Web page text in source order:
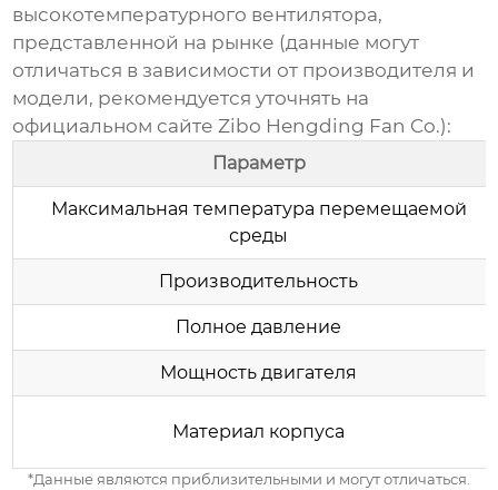
высокотемпературного вентилятора,
представленной на рынке (данные могут
отличаться в зависимости от производителя и
модели, рекомендуется уточнять на
официальном сайтеZibo Hengding Fan Co.):
Параметр
Максимальная температура перемещаемой
среды
Производительность
Полное давление
Мощность двигателя
Материал корпуса
*Данные являются приблизительными и могут отличаться.